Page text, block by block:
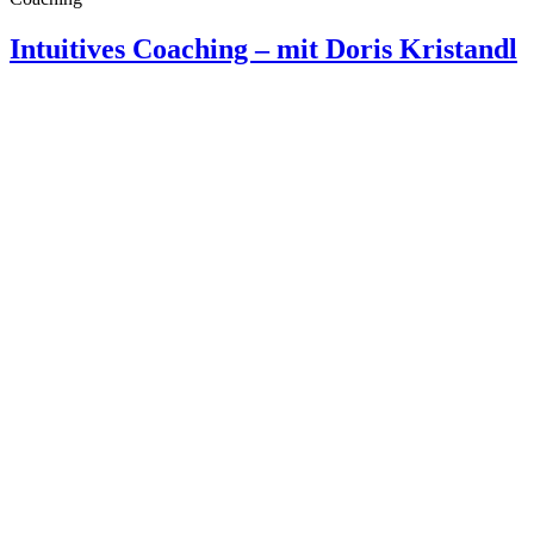
Intuitives Coaching – mit Doris Kristandl